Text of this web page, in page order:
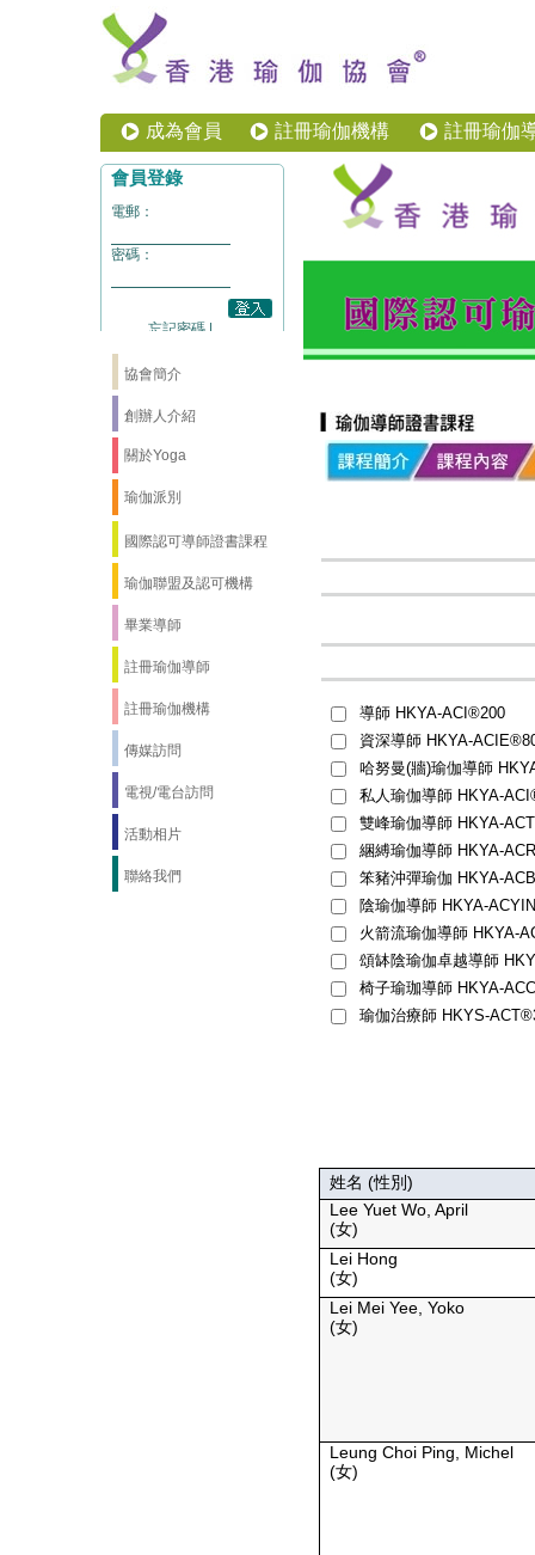
成為會員 註冊瑜伽機構 註冊瑜伽
協會簡介
創辦人介紹
關於Yoga
瑜伽派別
國際認可導師證書課程
瑜伽聯盟及認可機構
畢業導師
註冊瑜伽導師
註冊瑜伽機構
傳媒訪問
電視/電台訪問
活動相片
聯絡我們
導師 HKYA-ACI®200
資深導師 HKYA-
哈努曼(牆)瑜伽導師
私人瑜伽導師 HKYA-
雙峰瑜伽導師 HKYA-
綑縛瑜伽導師 HKYA-
笨豬沖彈瑜伽 HKYA-
陰瑜伽導師 HKYA-
火箭流瑜伽導師 HKYA-
頌缽陰瑜伽卓越導師
椅子瑜珈導師 HKYA-
瑜伽治療師 HKYS-
姓名 (性別)
Lee Yuet Wo, April
(女)
Lei Hong
(女)
Lei Mei Yee, Yoko
(女)
Leung Choi Ping, Michel
(女)